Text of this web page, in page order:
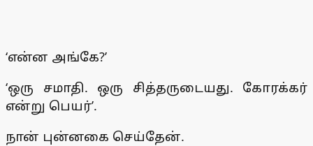
‘என்ன அங்கே?’
‘ஒரு சமாதி. ஒரு சித்தருடையது. கோரக்கர்
என்று பெயர்’.
நான் புன்னகை செய்தேன்.